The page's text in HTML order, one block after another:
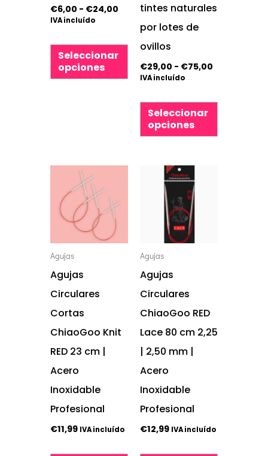
€6,00 - €24,00
IVA incluído
Seleccionar
opciones
elegir
la
página
de
producto
tintes naturales
por lotes de
ovillos
€29,00 - €75,00
IVA incluído
Seleccionar
opciones
producto
Agujas
Agujas
Circulares
Cortas
ChiaoGoo Knit
RED 23 cm |
Acero
Inoxidable
Profesional
€11,99 IVA incluído
variantes.
opciones
pueden
elegir
página
Agujas
Agujas
Circulares
ChiaoGoo RED
Lace 80 cm 2,25
| 2,50 mm |
Acero
Inoxidable
Profesional
€12,99 IVA incluído